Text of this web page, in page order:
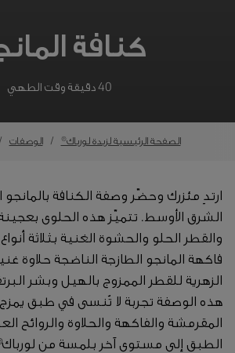
كنافة
40 دقيقة وقت الطهي
الصفحة الرئيسية لزبدة لورباك® الوصفات
ارتدِ مئزرك وحضّر وصفة الكنافة
الشرق الأوسط. تتميّز هذه الحلوى
والقطر الحلو والحشوة الغنية بثلاثة
فاكهة المانجو الطازجة الناضجة حلاوة
الزهرية للقطر الممزوج بالهيل وبشر
هذه الوصفة تجربة لا تُنسى في طبق
المقرمشة والفاكهة والحلاوة والروائح
الطبق إلى مستوى آخر بلمسة من